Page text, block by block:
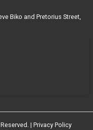
Biko and Pretorius Street,
| Privacy Policy